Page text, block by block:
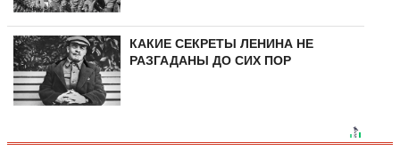
КАКИЕ СЕКРЕТЫ ЛЕНИНА НЕ
РАЗГАДАНЫ ДО СИХ ПОР